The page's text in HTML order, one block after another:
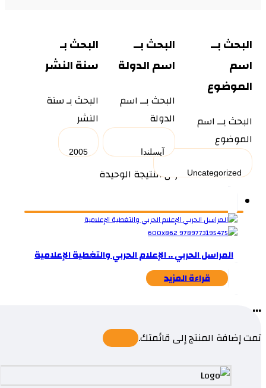
البحث بــ
اسم
الموضوع
البحث بــ اسم
الموضوع
البحث بــ
اسم الدولة
البحث بــ اسم
الدولة
البحث بـ
سنة النشر
البحث بـ سنة
النشر
عرض النتيجة الوحيدة
المراسل الحربي .. الإعلام الحربي والتغطية الإعلامية
قراءة المزيد
...
تمت إضافة المنتج إلى قائمتك.